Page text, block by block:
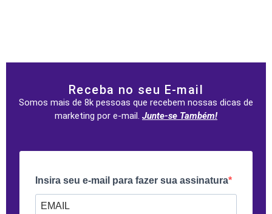
Receba no seu E-mail
Somos mais de 8k pessoas que recebem nossas dicas de
marketing por e-mail. Junte-se Também!
Insira seu e-mail para fazer sua assinatura